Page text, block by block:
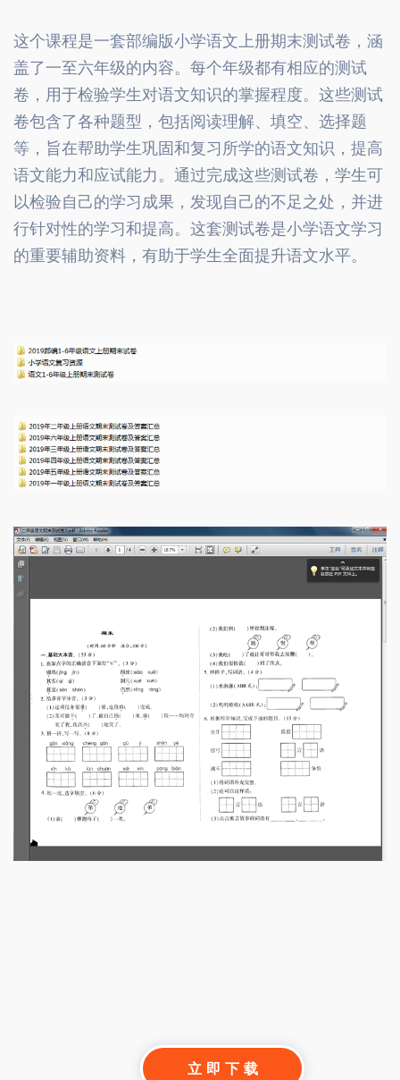
这个课程是一套部编版小学语文上册期末测试卷，涵
盖了一至六年级的内容。每个年级都有相应的测试
卷，用于检验学生对语文知识的掌握程度。这些测试
卷包含了各种题型，包括阅读理解、填空、选择题
等，旨在帮助学生巩固和复习所学的语文知识，提高
语文能力和应试能力。通过完成这些测试卷，学生可
以检验自己的学习成果，发现自己的不足之处，并进
行针对性的学习和提高。这套测试卷是小学语文学习
的重要辅助资料，有助于学生全面提升语文水平。
立 即 下 载